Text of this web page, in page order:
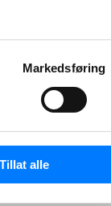
Markedsføring
Tillat alle